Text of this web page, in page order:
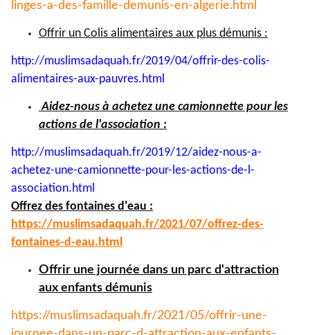
linges-a-des-famille-demunis-en-algerie.html
Offrir un Colis alimentaires aux plus démunis :
http://muslimsadaquah.fr/2019/04/offrir-des-colis-
alimentaires-aux-pauvres.html
Aidez-nous à achetez une camionnette pour les
actions de l'association :
http://muslimsadaquah.fr/2019/12/aidez-nous-a-
achetez-une-camionnette-pour-les-actions-de-l-
association.html
Offrez des fontaines d'eau :
https://muslimsadaquah.fr/2021/07/offrez-des-
fontaines-d-eau.html
Offrir une journée dans un parc d'attraction
aux enfants démunis
https://muslimsadaquah.fr/2021/05/offrir-une-